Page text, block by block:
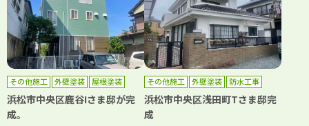
その他施工 外壁塗装 屋根塗装
浜松市中央区鹿谷Iさま邸が完
成。
その他施工 外壁塗装 防水工事
浜松市中央区浅田町Tさま邸完
成